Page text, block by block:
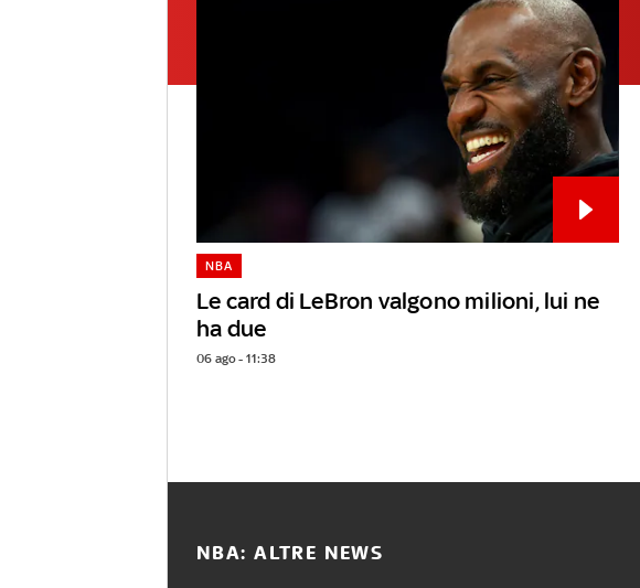
Le card di LeBron valgono milioni, lui ne
ha due
NBA
06 ago - 11:38
NBA: ALTRE NEWS